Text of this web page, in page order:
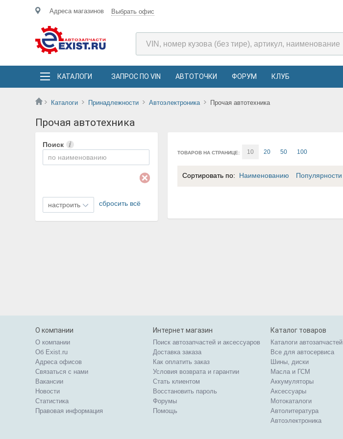
Адреса магазинов Выбрать офис
КАТАЛОГИ ЗАПРОС ПО VIN АВТОТОЧКИ ФОРУМ КЛУБ
Каталоги Принадлежности Автоэлектроника Прочая автотехника
Прочая автотехника
Поиск
настроить сбросить всё
ТОВАРОВ НА СТРАНИЦЕ: 10 20 50 100
Сортировать по: Наименованию Популярности
О компании
О компании
Об Exist.ru
Адреса офисов
Связаться с нами
Вакансии
Новости
Статистика
Правовая информация
Интернет магазин
Поиск автозапчастей и аксессуаров
Доставка заказа
Как оплатить заказ
Условия возврата и гарантии
Стать клиентом
Восстановить пароль
Форумы
Помощь
Каталог товаров
Каталоги автозапчастей
Все для автосервиса
Шины, диски
Масла и ГСМ
Аккумуляторы
Аксессуары
Мотокаталоги
Автолитература
Автоэлектроника